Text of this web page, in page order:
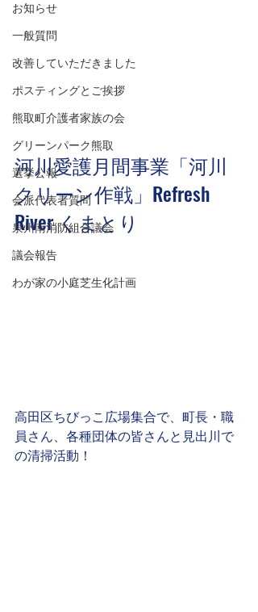
お知らせ
一般質問
改善していただきました
ポスティングとご挨拶
熊取町介護者家族の会
グリーンパーク熊取
選挙公報
会派代表者質問
泉州南消防組合議会
議会報告
わが家の小庭芝生化計画
河川愛護月間事業「河川
クリーン作戦」Refresh
River くまとり
高田区ちびっこ広場集合で、町長・職
員さん、各種団体の皆さんと見出川で
の清掃活動！